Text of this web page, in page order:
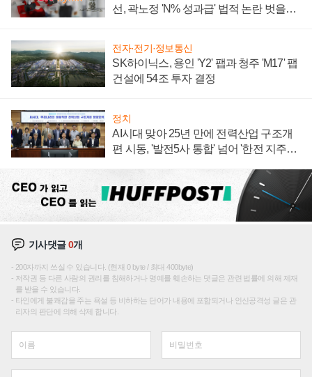
선, 곽노정 'N% 성과급' 법적 논란 벗을지
전자·전기·정보통신
SK하이닉스, 용인 'Y2' 팹과 청주 'M17' 팹
건설에 54조 투자 결정
정치
AI시대 맞아 25년 만에 전력산업 구조개
편 시동, '발전5사 통합' 넘어 '한전 지주사'
기사댓글0개
200자까지 쓰실 수 있습니다. (현재 0 byte / 최대 400byte)
저작권 등 다른 사람의 권리를 침해하거나 명예를 훼손하는 댓글은 관련 법률에 의해 제재
를 받을 수 있습니다.
타인에게 불쾌감을 주는 욕설 등 비하하는 단어가 내용에 포함되거나 인신공격성 글은 관
리자의 판단에 의해 삭제 합니다.